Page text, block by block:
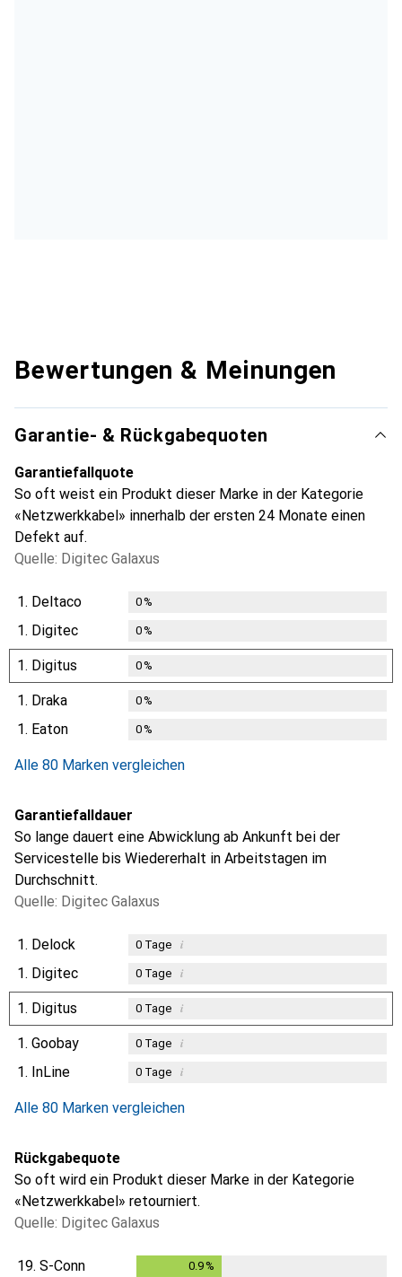
Bewertungen & Meinungen
Garantie- & Rückgabequoten
Garantiefallquote
So oft weist ein Produkt dieser Marke in der Kategorie
«Netzwerkkabel» innerhalb der ersten 24 Monate einen
Defekt auf.
Quelle: Digitec Galaxus
1. Deltaco 0%
1. Digitec 0%
1. Digitus 0%
1. Draka 0%
1. Eaton 0%
Alle 80 Marken vergleichen
Garantiefalldauer
So lange dauert eine Abwicklung ab Ankunft bei der
Servicestelle bis Wiedererhalt in Arbeitstagen im
Durchschnitt.
Quelle: Digitec Galaxus
1. Delock 0Tage i
1. Digitec 0Tage i
1. Digitus 0Tage i
1. Goobay 0Tage i
1. InLine 0Tage i
Alle 80 Marken vergleichen
Rückgabequote
So oft wird ein Produkt dieser Marke in der Kategorie
«Netzwerkkabel» retourniert.
Quelle: Digitec Galaxus
19. S-Conn 0.9%